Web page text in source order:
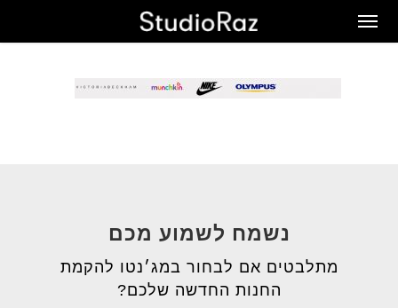
Skip
נשמח לשמוע מכם
מתלבטים אם לבחור במג׳נטו להקמת
החנות החדשה שלכם?